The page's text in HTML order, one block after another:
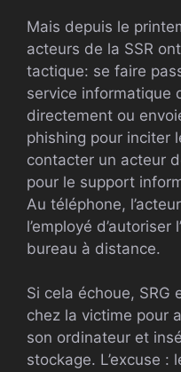
Mais depuis le
acteurs de la SSR
tactique: se faire
service informatique
directement ou
phishing pour inciter
contacter un acteur
pour le support
Au téléphone,
l’employé
bureau à distance.
Si cela échoue, SRG
chez la victime pour
son ordinateur et
stockage. L’excuse